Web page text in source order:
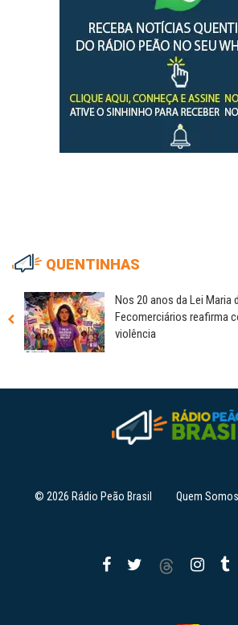
QUENTINHAS
Nos 20 anos da Lei Maria
Fecomerciários reafirma
violência
© 2026 Rádio Peão Brasil Quem Somos